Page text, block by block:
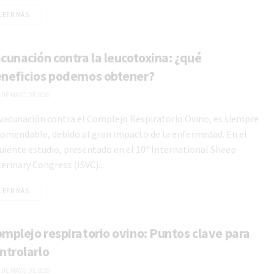
LEER MÁS
contra la leucotoxina: ¿qué
podemos obtener?
contra el Complejo Respiratorio Ovino, es siempre
debido al gran impacto de la enfermedad. En el
estudio, presentado en el 10º International Sheep
Congress (ISVC)...
LEER MÁS
respiratorio ovino: Puntos clave para
programa de control de mastitis